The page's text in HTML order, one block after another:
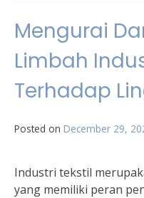
Mengurai
Limbah
Terhadap
Posted on December 29,
Industri tekstil
yang memiliki peran